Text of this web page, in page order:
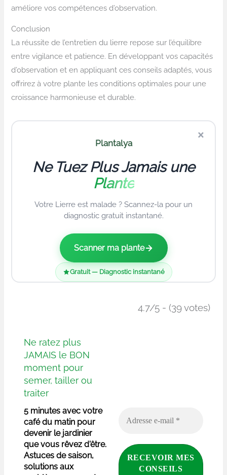
améliore vos compétences d’observation.
Conclusion
La réussite de l’entretien du lierre repose sur l’équilibre
entre vigilance et patience. En développant vos capacités
d’observation et en appliquant ces conseils adaptés, vous
offrirez à votre plante les conditions optimales pour une
croissance harmonieuse et durable.
×
Plantalya
Ne Tuez Plus Jamais une
Plante
Votre Lierre est malade ? Scannez-la pour un
diagnostic gratuit instantané.
Scanner ma plante
Gratuit — Diagnostic instantané
4.7/5 - (39 votes)
Ne ratez plus
JAMAIS le BON
moment pour
semer, tailler ou
traiter
5 minutes avec votre
café du matin pour
devenir le jardinier
que vous rêvez d'être.
Astuces de saison,
solutions aux